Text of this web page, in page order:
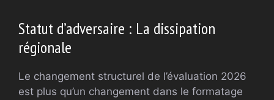
Statut d’adversaire : La dissipation
régionale
Le changement structurel de l’évaluation 2026
est plus qu’un changement dans le formatage